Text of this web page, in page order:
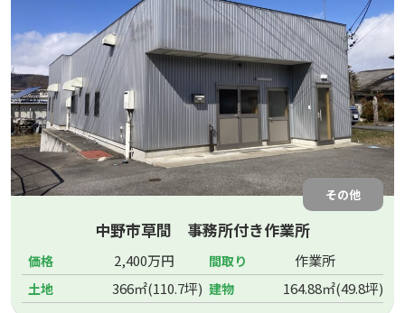
その他
中野市草間 事務所付き作業所
価格 2,400万円 間取り 作業所
土地 366㎡(110.7坪) 建物 164.88㎡(49.8坪)